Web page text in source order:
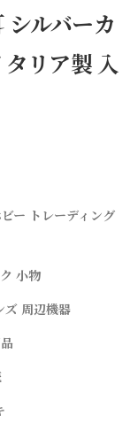
ヤフー2号店
シルバーカ
リア製 入
ー トレーディング
小物
ズ 周辺機器